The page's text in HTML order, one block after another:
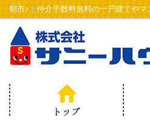
朝市♪｜仲介手数料無料の一戸建てや